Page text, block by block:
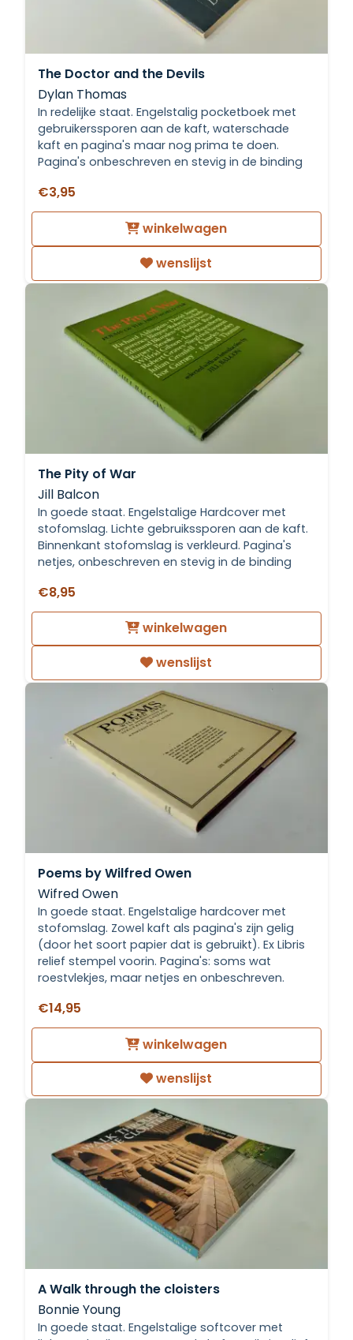
The Doctor and the Devils
Dylan Thomas
In redelijke staat. Engelstalig pocketboek met
gebruikerssporen aan de kaft, waterschade
kaft en pagina's maar nog prima te doen.
Pagina's onbeschreven en stevig in de binding
€3,95
winkelwagen
wenslijst
The Pity of War
Jill Balcon
In goede staat. Engelstalige Hardcover met
stofomslag. Lichte gebruikssporen aan de kaft.
Binnenkant stofomslag is verkleurd. Pagina's
netjes, onbeschreven en stevig in de binding
€8,95
winkelwagen
wenslijst
Poems by Wilfred Owen
Wifred Owen
In goede staat. Engelstalige hardcover met
stofomslag. Zowel kaft als pagina's zijn gelig
(door het soort papier dat is gebruikt). Ex Libris
relief stempel voorin. Pagina's: soms wat
roestvlekjes, maar netjes en onbeschreven.
€14,95
winkelwagen
wenslijst
A Walk through the cloisters
Bonnie Young
In goede staat. Engelstalige softcover met